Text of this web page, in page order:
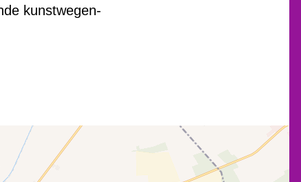
kunstwegen-